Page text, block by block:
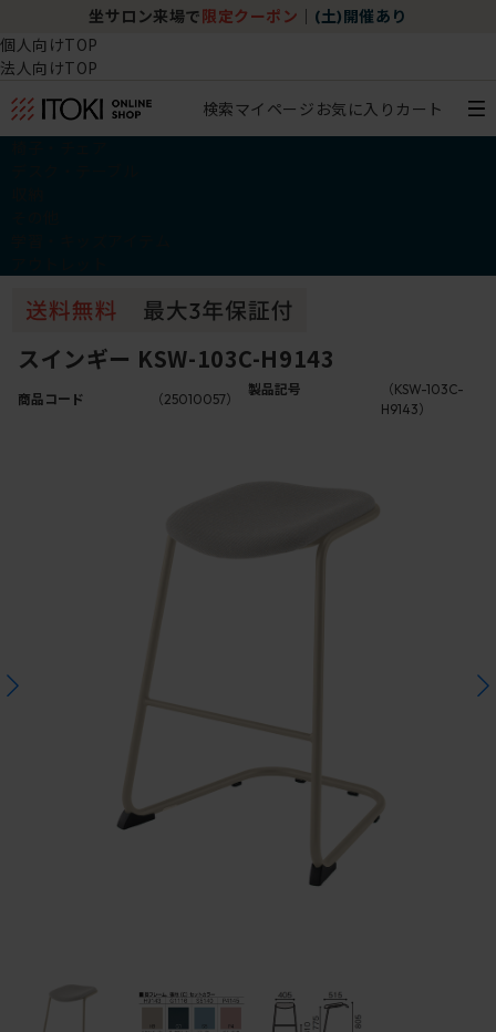
坐サロン来場で 限定クーポン (土)開催あり
個人向けTOP
法人向けTOP
検索マイページ お気に入り カート
スインギー KSW-103C-H9143
商品コード （25010057）
製品記号
（KSW-103C-
H9143）